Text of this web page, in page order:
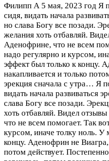
Филипп А 5 мая, 2023 год Я
сидя, видать начала
но слава Богу все позади.
желания хоть отбавляй.
Аденофрине, что не всем
надо регулярно и курсом,
эффект был только к концу.
накапливается и только
эрекция сначала с утра… Я
видать начала развиваться
слава Богу все позади.
хоть отбавляй. Видел
что не всем помогает. Так
курсом, иначе толку ноль. У
концу. Аденофрин не Виагра,
потом действует.